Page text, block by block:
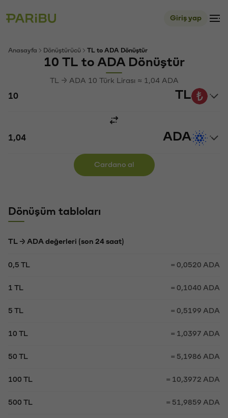
Giriş yap
Anasayfa Dönüştürücü TL to ADA Dönüştür
10 TL to ADA Dönüştür
TL → ADA 10 Türk Lirası ≈ 1,04 ADA
TL
ADA
Cardano al
Dönüşüm tabloları
TL → ADA değerleri (son 24 saat)
0,5 TL = 0,0520 ADA
1 TL = 0,1040 ADA
5 TL = 0,5199 ADA
10 TL = 1,0397 ADA
50 TL = 5,1986 ADA
100 TL = 10,3972 ADA
500 TL = 51,9859 ADA